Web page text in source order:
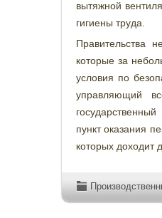
вытяжной
гигиены труда.
Правительства
которые за
условия по
управляющий
пункт оказания
которых доходит